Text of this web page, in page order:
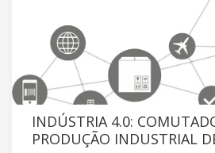
INDÚSTRIA 4.0:
PRODUÇÃO INDUSTRIAL